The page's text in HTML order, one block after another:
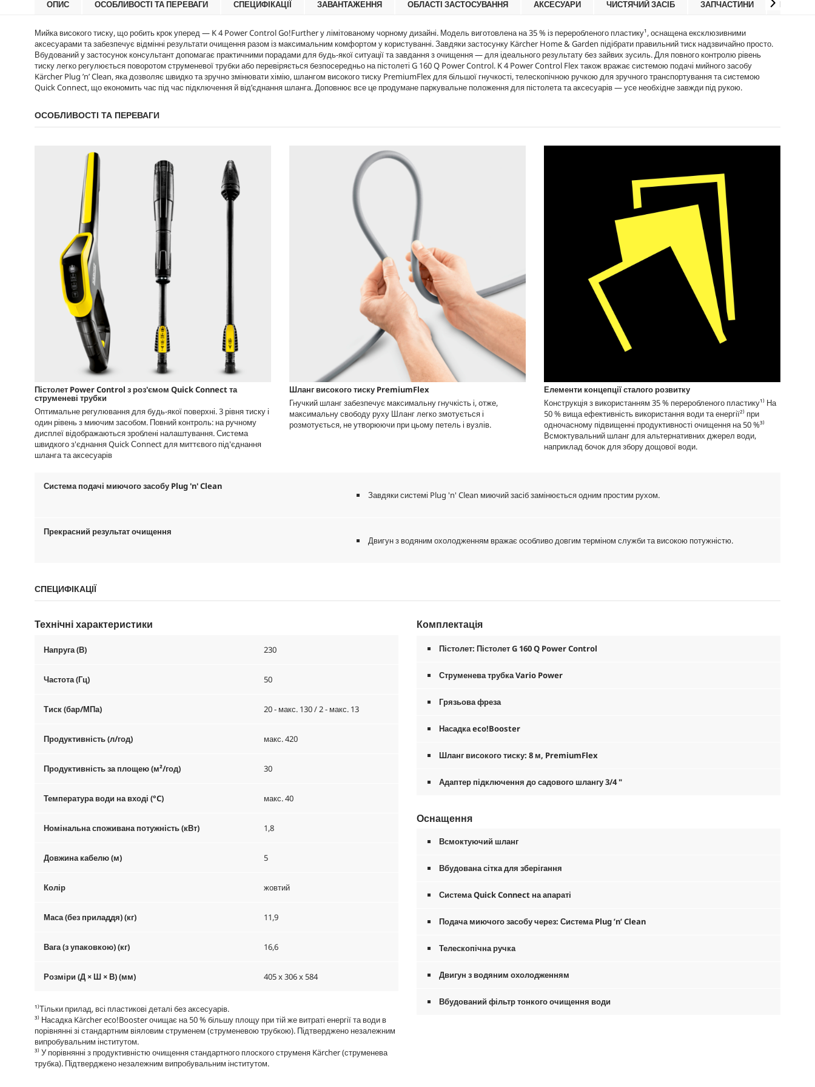
c
г
у
к
у
e
в
д
г
у
к
у
c
і
г
у
к
c
і
г
у
к
у
ОПИС ОСОБЛИВОСТІ ТА ПЕРЕВАГИ СПЕЦИФІКАЦІЇ ЗАВАНТАЖЕННЯ ОБЛАСТІ ЗАСТОСУВАННЯ АКСЕСУАРИ ЧИСТЯЧИЙ ЗАСІБ ЗАПЧАСТИНИ ВІДГУКИ
Мийка високого тиску, що робить крок уперед — K 4 Power Control Go!Further у лімітованому чорному дизайні. Модель виготовлена на 35 % із переробленого пластику¹, оснащена ексклюзивними
аксесуарами та забезпечує відмінні результати очищення разом із максимальним комфортом у користуванні. Завдяки застосунку Kärcher Home & Garden підібрати правильний тиск надзвичайно просто.
Вбудований у застосунок консультант допомагає практичними порадами для будь-якої ситуації та завдання з очищення — для ідеального результату без зайвих зусиль. Для повного контролю рівень
тиску легко регулюється поворотом струменевої трубки або перевіряється безпосередньо на пістолеті G 160 Q Power Control. K 4 Power Control Flex також вражає системою подачі мийного засобу
Kärcher Plug ’n’ Clean, яка дозволяє швидко та зручно змінювати хімію, шлангом високого тиску PremiumFlexдля більшої гнучкості, телескопічною ручкою для зручного транспортування та системою
Quick Connect, що економить час під час підключення й від’єднання шланга. Доповнює все це продумане паркувальне положення для пістолета та аксесуарів — усе необхідне завжди під рукою.
ОСОБЛИВОСТІ ТА ПЕРЕВАГИ
Пістолет Power Control з роз'ємом Quick Connectта
струменеві трубки
Оптимальне регулювання для будь-якої поверхні. 3 рівня тиску і
один рівень з миючим засобом. Повний контроль: на ручному
дисплеї відображаються зроблені налаштування. Система
швидкого з'єднання Quick Сonnect для миттєвого під'єднання
шланга та аксесуарів
Шланг високого тиску PremiumFlex
Гнучкий шланг забезпечує максимальну гнучкість і, отже,
максимальну свободу руху Шланг легко змотується і
розмотується, не утворюючи при цьому петель і вузлів.
Елементи концепції сталого розвитку
Конструкція з використанням 35 % переробленого пластику¹⁾ На
50 % вища ефективність використання води та енергії²⁾ при
одночасному підвищенні продуктивності очищення на 50 %³⁾
Всмоктувальний шланг для альтернативних джерел води,
наприклад бочок для збору дощової води.
Система подачі миючого засобу Plug 'n' Clean
Завдяки системі Plug 'n' Clean миючий засіб замінюється одним простим рухом.
Прекрасний результат очищення
Двигун з водяним охолодженням вражає особливо довгим терміном служби та високою потужністю.
СПЕЦИФІКАЦІЇ
Технічні характеристики
Напруга (В) 230
Частота (Гц) 50
Тиск (бар/МПа) 20 - макс. 130 / 2 - макс. 13
Продуктивність (л/год) макс. 420
Продуктивність за площею (м²/год) 30
Температура води на вході (°C) макс. 40
Номінальна споживана потужність (кВт) 1,8
Довжина кабелю (м) 5
Колір жовтий
Маса (без приладдя) (кг) 11,9
Вага (з упаковкою) (кг) 16,6
Розміри (Д × Ш × В) (мм) 405 x 306 x 584
¹⁾Тільки прилад, всі пластикові деталі без аксесуарів.
³⁾ Насадка Kärchereco!Boosterочищає на 50 % більшу площу при тій же витраті енергії та води в
порівнянні зі стандартним віяловим струменем (струменевою трубкою). Підтверджено незалежним
випробувальним інститутом.
³⁾ У порівнянні з продуктивністю очищення стандартного плоского струменя Kärcher (струменева
трубка). Підтверджено незалежним випробувальним інститутом.
Комплектація
Пістолет: Пістолет G 160 Q Power Control
Струменева трубка Vario Power
Грязьова фреза
Насадкаeco!Booster
Шланг високого тиску: 8 м, PremiumFlex
Адаптер підключення до садового шлангу 3/4 "
Оснащення
Всмоктуючий шланг
Вбудована сітка для зберігання
СистемаQuick Connect на апараті
Подача миючого засобу через: Система Plug ’n’ Clean
Телескопічна ручка
Двигун з водяним охолодженням
Вбудований фільтр тонкого очищення води